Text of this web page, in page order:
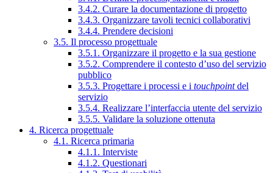
3.4.2. Curare la documentazione di progetto
3.4.3. Organizzare tavoli tecnici collaborativi
3.4.4. Prendere decisioni
3.5. Il processo progettuale
3.5.1. Organizzare il progetto e la sua gestione
3.5.2. Comprendere il contesto d’uso del servizio
pubblico
3.5.3. Progettare i processi e i touchpointdel
servizio
3.5.4. Realizzare l’interfaccia utente del servizio
3.5.5. Validare la soluzione ottenuta
4. Ricerca progettuale
4.1. Ricerca primaria
4.1.1. Interviste
4.1.2. Questionari